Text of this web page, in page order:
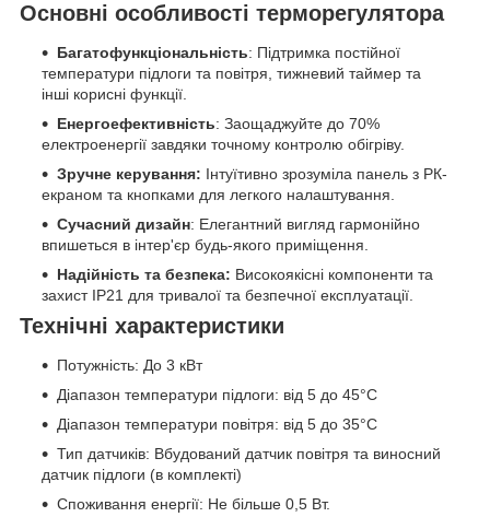
Основні особливості терморегулятора
Багатофункціональність: Підтримка постійної
температури підлоги та повітря, тижневий таймер та
інші корисні функції.
Енергоефективність: Заощаджуйте до 70%
електроенергії завдяки точному контролю обігріву.
Зручне керування: Інтуїтивно зрозуміла панель з РК-
екраном та кнопками для легкого налаштування.
Сучасний дизайн: Елегантний вигляд гармонійно
впишеться в інтер'єр будь-якого приміщення.
Надійність та безпека: Високоякісні компоненти та
захист IP21 для тривалої та безпечної експлуатації.
Технічні характеристики
Потужність: До 3 кВт
Діапазон температури підлоги: від 5 до 45°C
Діапазон температури повітря: від 5 до 35°C
Тип датчиків: Вбудований датчик повітря та виносний
датчик підлоги (в комплекті)
Споживання енергії: Не більше 0,5 Вт.